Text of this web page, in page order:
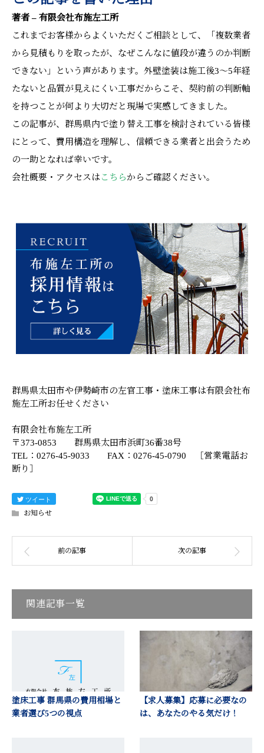
著者 – 有限会社布施左工所
これまでお客様からよくいただくご相談として、「複数業者
から見積もりを取ったが、なぜこんなに値段が違うのか判断
できない」という声があります。外壁塗装は施工後3〜5年経
たないと品質が見えにくい工事だからこそ、契約前の判断軸
を持つことが何より大切だと現場で実感してきました。
この記事が、群馬県内で塗り替え工事を検討されている皆様
にとって、費用構造を理解し、信頼できる業者と出会うため
の一助となれば幸いです。
会社概要・アクセスはこちらからご確認ください。
群馬県太田市や伊勢崎市の左官工事・塗床工事は有限会社布
施左工所お任せください
有限会社布施左工所
〒373-0853 群馬県太田市浜町36番38号
TEL：0276-45-9033 FAX：0276-45-0790 ［営業電話お
断り］
ツイート
お知らせ
関連記事一覧
塗床工事 群馬県の費用相場と
業者選び5つの視点
【求人募集】応募に必要なの
は、あなたのやる気だけ！